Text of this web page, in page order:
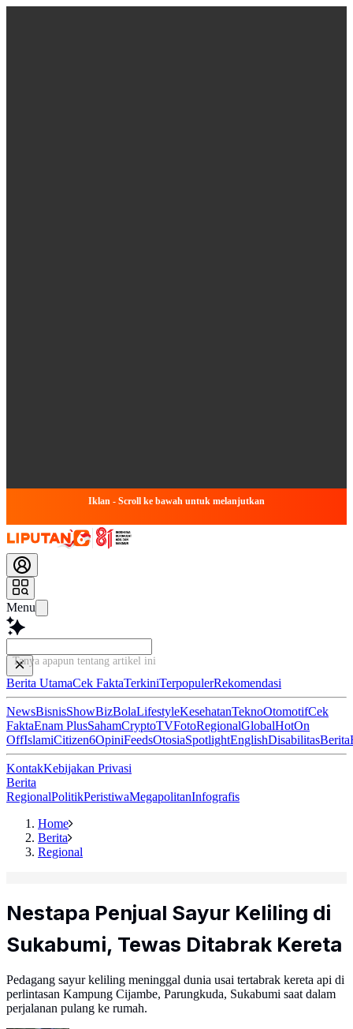
Iklan - Scroll ke bawah untuk melanjutkan
Menu
Tanya apapun tentang artikel ini...
Berita UtamaCek FaktaTerkiniTerpopulerRekomendasi
NewsBisnisShowBizBolaLifestyleKesehatanTeknoOtomotifCek
FaktaEnam PlusSahamCryptoTVFotoRegionalGlobalHotOn
OffIslamiCitizen6OpiniFeedsOtosiaSpotlightEnglishDisabilitasBerita
KontakKebijakan Privasi
Berita
RegionalPolitikPeristiwaMegapolitanInfografis
Home
Berita
Regional
Nestapa Penjual Sayur Keliling di
Sukabumi, Tewas Ditabrak Kereta
Pedagang sayur keliling meninggal dunia usai tertabrak kereta api di
perlintasan Kampung Cijambe, Parungkuda, Sukabumi saat dalam
perjalanan pulang ke rumah.